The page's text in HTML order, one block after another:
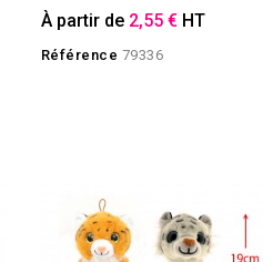
À partir de 2,55 € HT
Référence 79336